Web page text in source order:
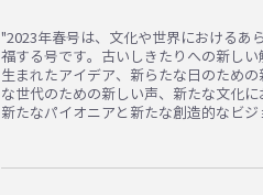
"2023年春号は、文化や世界におけるあ
福する号です。古いしきたりへの新し
生まれたアイデア、新らたな日のため
な世代のための新しい声、新たな文化
新たなパイオニアと新たな創造的なビ